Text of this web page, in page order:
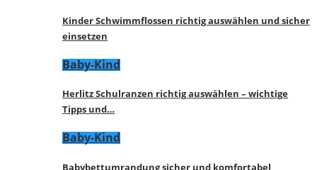
Kinder Schwimmflossen richtig auswählen und sicher
einsetzen
Baby-Kind
Herlitz Schulranzen richtig auswählen – wichtige
Tipps und…
Baby-Kind
Babybettumrandung sicher und komfortabel